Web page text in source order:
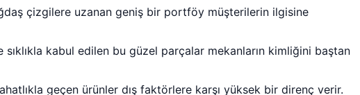
çizgilere uzanan geniş bir portföy müşterilerin ilgisine
sıklıkla kabul edilen bu güzel parçalar mekanların kimliğini baştan
geçen ürünler dış faktörlere karşı yüksek bir direnç verir.